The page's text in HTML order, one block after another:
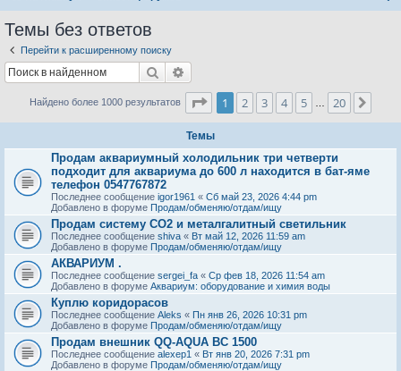
Темы без ответов
Перейти к расширенному поиску
Поиск
Найдено более 1000 результатов Страница1 из
1 2 3 4 5 20
Темы
Продам аквариумный холодильник три четверти
подходит для аквариума до 600 л находится в бат-яме
телефон 0547767872
Последнее сообщение igor1961 « Сб май 23, 2026 4:44 pm
Добавлено в форуме Продам/обменяю/отдам/ищу
Продам систему СО2 и металгалитный светильник
Последнее сообщение shiva « Вт май 12, 2026 11:59 am
Добавлено в форуме Продам/обменяю/отдам/ищу
АКВАРИУМ .
Последнее сообщение sergei_fa « Ср фев 18, 2026 11:54 am
Добавлено в форуме Аквариум: оборудование и химия воды
Куплю коридорасов
Последнее сообщение Aleks « Пн янв 26, 2026 10:31 pm
Добавлено в форуме Продам/обменяю/отдам/ищу
Продам внешник QQ-AQUA BC 1500
Последнее сообщение alexep1 « Вт янв 20, 2026 7:31 pm
Добавлено в форуме Продам/обменяю/отдам/ищу